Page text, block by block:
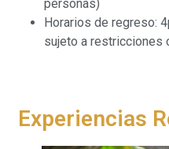
personas)
Horarios de regreso:
sujeto a restricciones
Experiencias